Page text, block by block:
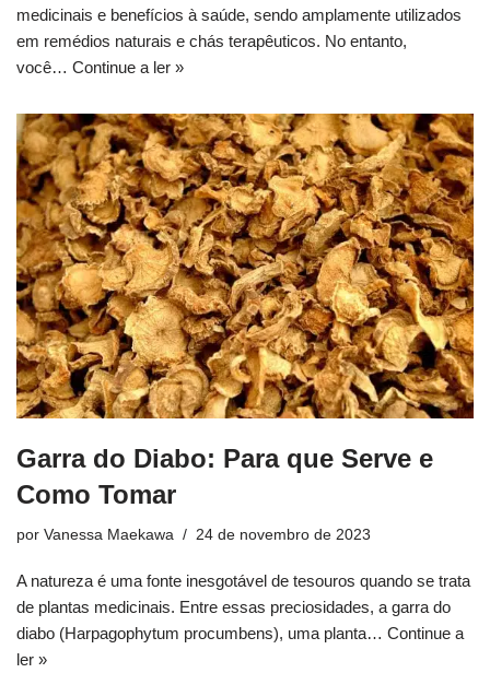
medicinais e benefícios à saúde, sendo amplamente utilizados
em remédios naturais e chás terapêuticos. No entanto,
você… Continue a ler »
Garra do Diabo: Para que Serve e
Como Tomar
por Vanessa Maekawa 24 de novembro de 2023
A natureza é uma fonte inesgotável de tesouros quando se trata
de plantas medicinais. Entre essas preciosidades, a garra do
diabo (Harpagophytum procumbens), uma planta… Continue a
ler »